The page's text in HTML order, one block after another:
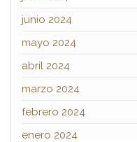
junio 2024
mayo 2024
abril 2024
marzo 2024
febrero 2024
enero 2024